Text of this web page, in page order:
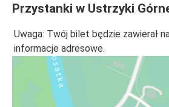
Przystanki w Ustrzyki
Uwaga: Twój bilet będzie zawierał
informacje adresowe.